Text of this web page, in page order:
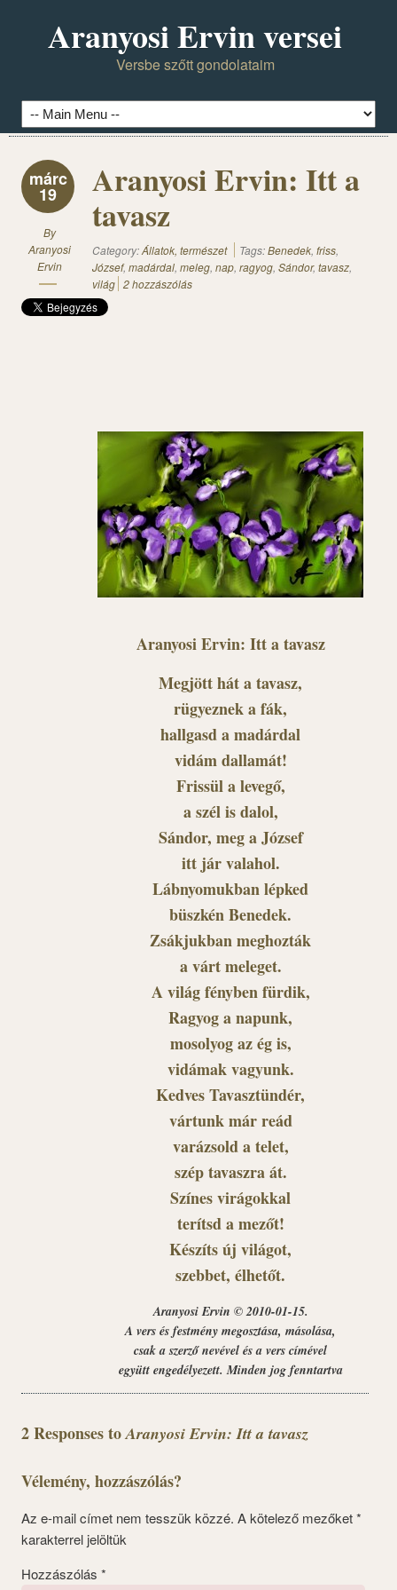
Aranyosi Ervin versei
Versbe szőtt gondolataim
márc
19
By
Aranyosi
Ervin
Aranyosi Ervin: Itt a
tavasz
Category:Állatok, természet Tags:Benedek, friss,
József, madárdal, meleg, nap, ragyog, Sándor, tavasz,
világ 2 hozzászólás
Aranyosi Ervin: Itt a tavasz
Megjött hát a tavasz,
rügyeznek a fák,
hallgasd a madárdal
vidám dallamát!
Frissül a levegő,
a szél is dalol,
Sándor, meg a József
itt jár valahol.
Lábnyomukban lépked
büszkén Benedek.
Zsákjukban meghozták
a várt meleget.
A világ fényben fürdik,
Ragyog a napunk,
mosolyog az ég is,
vidámak vagyunk.
Kedves Tavasztündér,
vártunk már reád
varázsold a telet,
szép tavaszra át.
Színes virágokkal
terítsd a mezőt!
Készíts új világot,
szebbet, élhetőt.
Aranyosi Ervin © 2010-01-15.
A vers és festmény megosztása, másolása,
csak a szerző nevével és a vers címével
együtt engedélyezett. Minden jog fenntartva
2 Responses toAranyosi Ervin: Itt a tavasz
Vélemény, hozzászólás?
Az e-mail címet nem tesszük közzé. A kötelező mezőket*
karakterrel jelöltük
Hozzászólás *